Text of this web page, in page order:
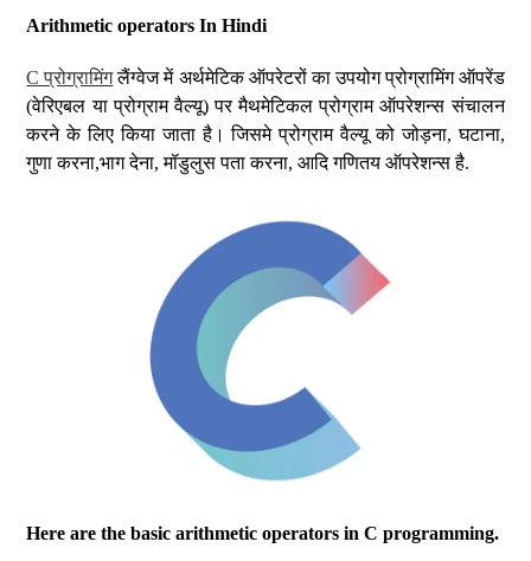
Arithmetic operators In Hindi
C प्रोग्रामिंगलैंग्वेज में अर्थमेटिक ऑपरेटरों का उपयोग प्रोग्रामिंग ऑपरेंड
(वेरिएबल या प्रोग्राम वैल्यू) पर मैथमेटिकल प्रोग्राम ऑपरेशन्स संचालन
करने के लिए किया जाता है। जिसमे प्रोग्राम वैल्यू को जोड़ना, घटाना,
गुणा करना,भाग देना, मॉडुलुस पता करना, आदि गणितय ऑपरेशन्स है.
Here are the basic arithmetic operators in C programming.